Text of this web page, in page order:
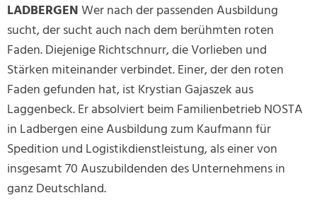
LADBERGENWer nach der passenden Ausbildung
sucht, der sucht auch nach dem berühmten roten
Faden. Diejenige Richtschnurr, die Vorlieben und
Stärken miteinander verbindet. Einer, der den roten
Faden gefunden hat, ist Krystian Gajaszek aus
Laggenbeck. Er absolviert beim Familienbetrieb NOSTA
in Ladbergen eine Ausbildung zum Kaufmann für
Spedition und Logistikdienstleistung, als einer von
insgesamt 70 Auszubildenden des Unternehmens in
ganz Deutschland.